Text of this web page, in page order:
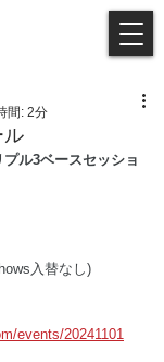
ル
間: 2分
ル3ベースセッショ
入替なし)
events/20241101